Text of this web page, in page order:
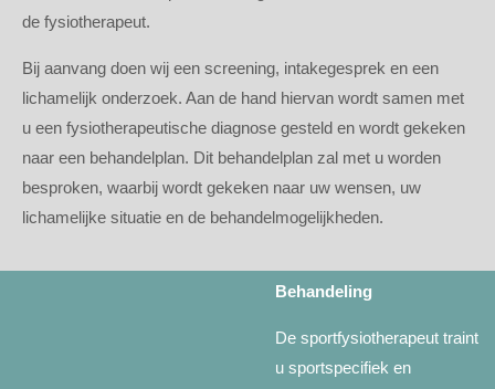
de fysiotherapeut.
Bij aanvang doen wij een screening, intakegesprek en een
lichamelijk onderzoek. Aan de hand hiervan wordt samen met
u een fysiotherapeutische diagnose gesteld en wordt gekeken
naar een behandelplan. Dit behandelplan zal met u worden
besproken, waarbij wordt gekeken naar uw wensen, uw
lichamelijke situatie en de behandelmogelijkheden.
Behandeling
De sportfysiotherapeut traint
u sportspecifiek en